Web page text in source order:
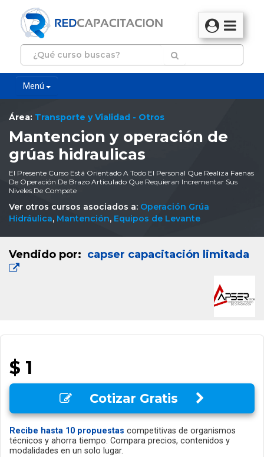
Menú
Área: Transporte y Vialidad - Otros
Mantencion y operación de
grúas hidraulicas
El Presente Curso Está Orientado A Todo El Personal Que Realiza Faenas
De Operación De Brazo Articulado Que Requieran Incrementar Sus
Niveles De Compete
Ver otros cursos asociados a: Operación Grúa
Hidráulica, Mantención, Equipos de Levante
Vendido por: capser capacitación limitada
$ 1
Cotizar Gratis
Recibe hasta 10 propuestas competitivas de organismos
técnicos y ahorra tiempo. Compara precios, contenidos y
modalidades en un solo lugar.